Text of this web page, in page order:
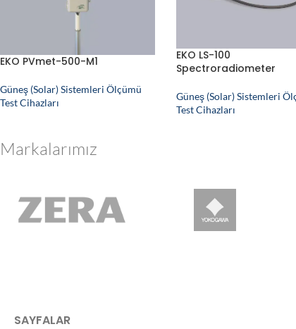
EKO PVmet-500-M1
Güneş (Solar) Sistemleri Ölçümü
Test Cihazları
EKO LS-100
Spectroradiometer
Güneş (Solar) Sistemleri
Test Cihazları
Markalarımız
SAYFALAR